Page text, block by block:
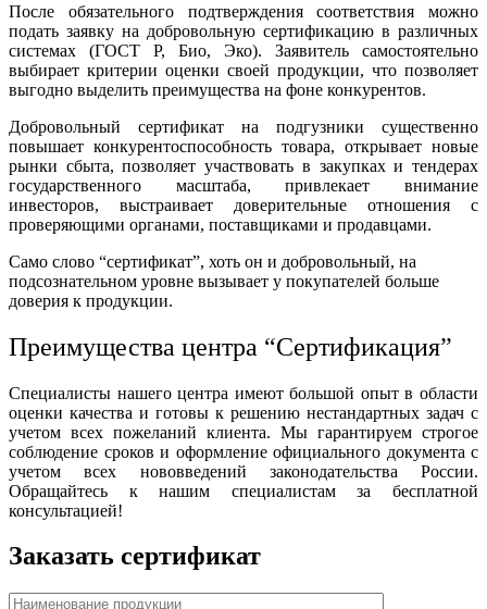
После обязательного подтверждения соответствия можно
подать заявку на добровольную сертификацию в различных
системах (ГОСТ Р, Био, Эко). Заявитель самостоятельно
выбирает критерии оценки своей продукции, что позволяет
выгодно выделить преимущества на фоне конкурентов.
Добровольный сертификат на подгузники существенно
повышает конкурентоспособность товара, открывает новые
рынки сбыта, позволяет участвовать в закупках и тендерах
государственного масштаба, привлекает внимание
инвесторов, выстраивает доверительные отношения с
проверяющими органами, поставщиками и продавцами.
Само слово “сертификат”, хоть он и добровольный, на
подсознательном уровне вызывает у покупателей больше
доверия к продукции.
Преимущества центра “Сертификация”
Специалисты нашего центра имеют большой опыт в области
оценки качества и готовы к решению нестандартных задач с
учетом всех пожеланий клиента. Мы гарантируем строгое
соблюдение сроков и оформление официального документа с
учетом всех нововведений законодательства России.
Обращайтесь к нашим специалистам за бесплатной
консультацией!
Заказать сертификат